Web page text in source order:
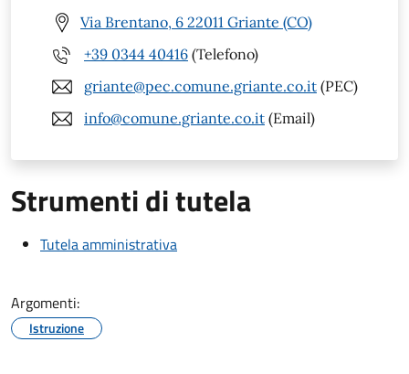
Via Brentano, 6 22011 Griante (CO)
+39 0344 40416 (Telefono)
griante@pec.comune.griante.co.it (PEC)
info@comune.griante.co.it (Email)
Strumenti di tutela
Tutela amministrativa
Argomenti:
Istruzione